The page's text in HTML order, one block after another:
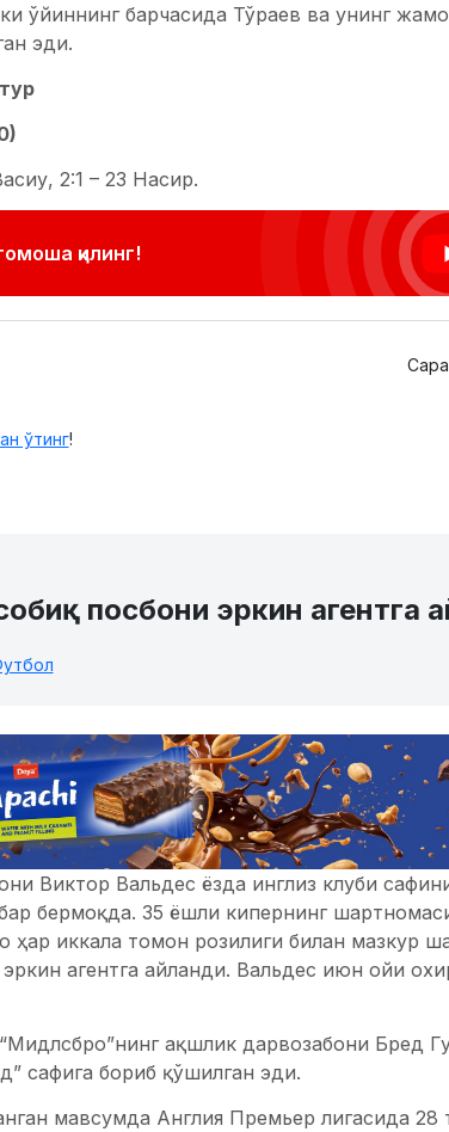
ўйиннинг барчасида Тўраев ва унинг
эди.
2:1 – 23 Насир.
қилинг!
ўтинг!
посбони эркин агентга
Виктор Вальдес ёзда инглиз клуби
бермоқда. 35 ёшли кипернинг
ҳар иккала томон розилиги билан мазкур
агентга айланди. Вальдес июн ойи
ақшлик дарвозабони Бред
сафига бориб қўшилган эди.
мавсумда Англия Премьер лигасида 28